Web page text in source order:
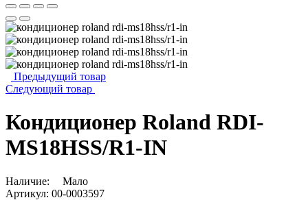
Предыдущий товар
Следующий товар
Кондиционер Roland RDI-
MS18HSS/R1-IN
Наличие:
Мало
Артикул: 00-0003597